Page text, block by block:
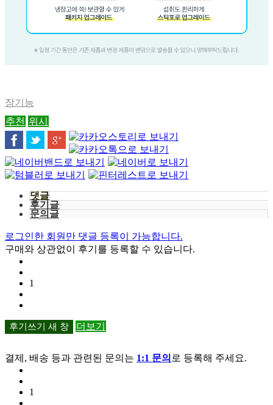
장기능
추천 위시
댓글
후기글
문의글
로그인한 회원만 댓글 등록이 가능합니다.
구매와 상관없이 후기를 등록할 수 있습니다.
1
후기쓰기 새 창 더보기
결제, 배송 등과 관련된 문의는 1:1 문의 로 등록해 주세요.
1